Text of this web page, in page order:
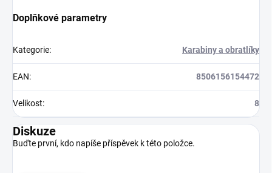
Doplňkové parametry
Kategorie: Karabiny a obratlíky
EAN: 8506156154472
Velikost: 8
Diskuze
Buďte první, kdo napíše příspěvek k této položce.